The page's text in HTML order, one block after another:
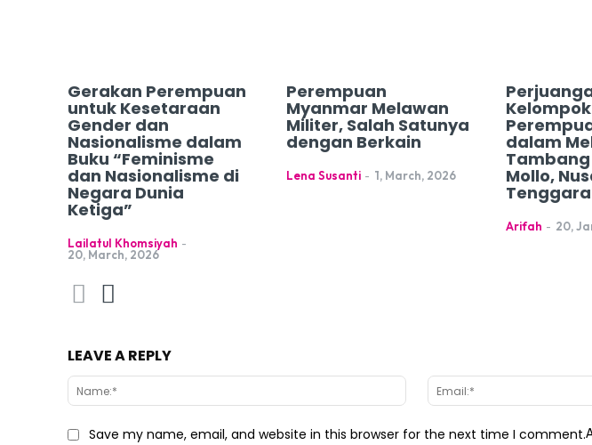
Gerakan Perempuan
untuk Kesetaraan
Gender dan
Nasionalisme dalam
Buku “Feminisme
dan Nasionalisme di
Negara Dunia
Ketiga”
Lailatul Khomsiyah -
20, March, 2026
Perempuan
Myanmar Melawan
Militer, Salah Satunya
dengan Berkain
Lena Susanti - 1, March, 2026
Kelompok
dalam
Mollo,
Arifah - 20,
LEAVE A REPLY
Name:*
Save my name, email, and website in this browser for the next time I comment.